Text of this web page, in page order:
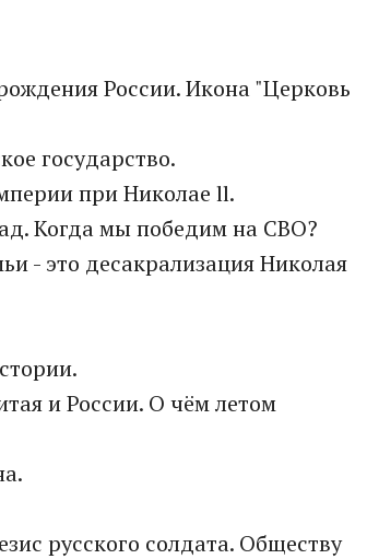
России. Икона "Церковь
государство.
при Николае ll.
Когда мы победим на СВО?
- это десакрализация Николая
и России. О чём летом
русского солдата. Обществу